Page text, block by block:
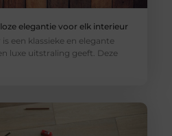
elegantie voor elk interieur
een klassieke en elegante
luxe uitstraling geeft. Deze